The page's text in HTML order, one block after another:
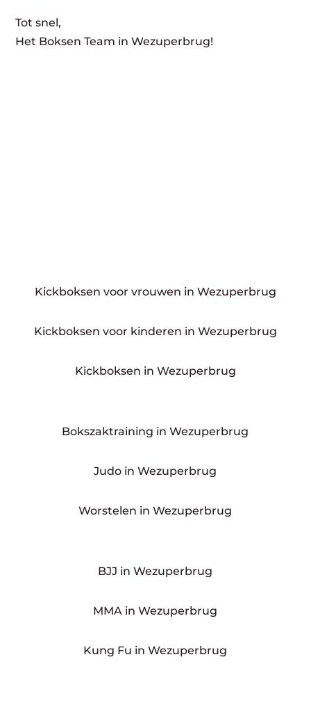
Tot snel,
Het Boksen Team in Wezuperbrug!
Kickboksen voor vrouwen in Wezuperbrug
Kickboksen voor kinderen in Wezuperbrug
Kickboksen in Wezuperbrug
Bokszaktraining in Wezuperbrug
Judo in Wezuperbrug
Worstelen in Wezuperbrug
BJJ in Wezuperbrug
MMA in Wezuperbrug
Kung Fu in Wezuperbrug